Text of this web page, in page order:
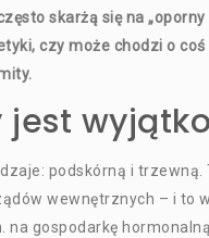
skarżą się na „oporny
czy może chodzi o
jest
podskórną i
wewnętrznych – i to
na gospodarkę